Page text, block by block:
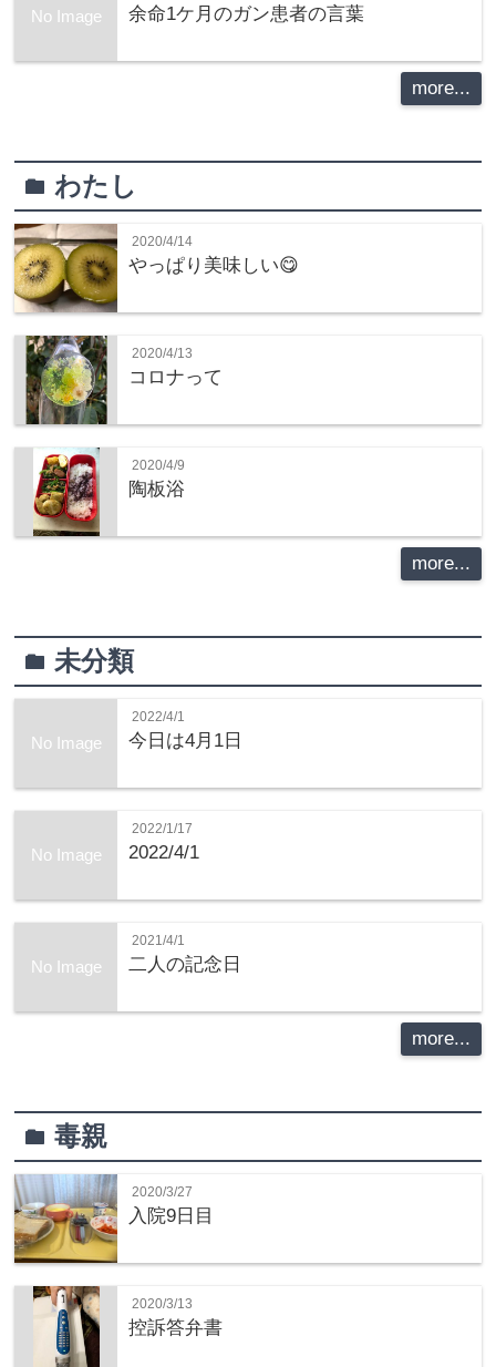
No Image 余命1ケ月のガン患者の言葉
more...
folderわたし
2020/4/14
やっぱり美味しい😋
2020/4/13
コロナって
2020/4/9
陶板浴
more...
folder未分類
No Image
2022/4/1
今日は4月1日
No Image
2022/1/17
2022/4/1
No Image
2021/4/1
二人の記念日
more...
folder毒親
2020/3/27
入院9日目
2020/3/13
控訴答弁書